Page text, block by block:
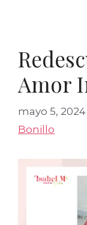
Amor
mayo 5, 2024
Bonillo